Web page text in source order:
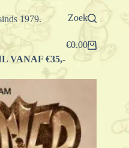
1979. Zoek
Winkelwagen
€0.00
VANAF €35,-